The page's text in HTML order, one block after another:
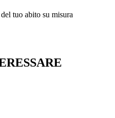
tuo abito su misura